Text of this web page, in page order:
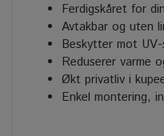
Ferdigskåret for
Avtakbar og uten
Beskytter mot
Reduserer varme
Økt privatliv i
Enkel montering,